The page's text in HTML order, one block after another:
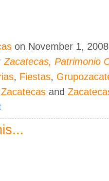
on November 1,
Zacatecas, Patrimonio
, Fiestas,
Zacatecas and